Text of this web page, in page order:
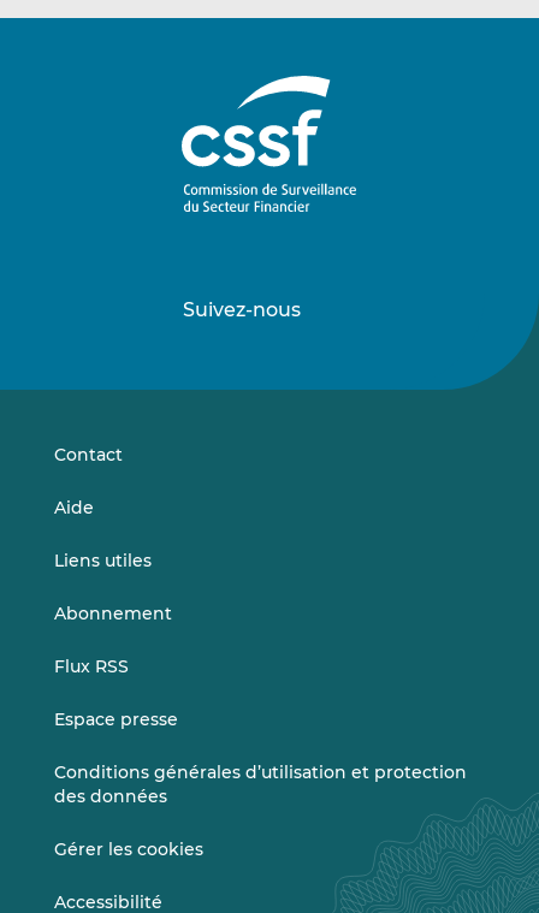
Suivez-nous
sursur
Contact
Aide
Liens utiles
Abonnement
Flux RSS
Espace presse
Conditions générales d’utilisation et protection
des données
Gérer les cookies
Accessibilité